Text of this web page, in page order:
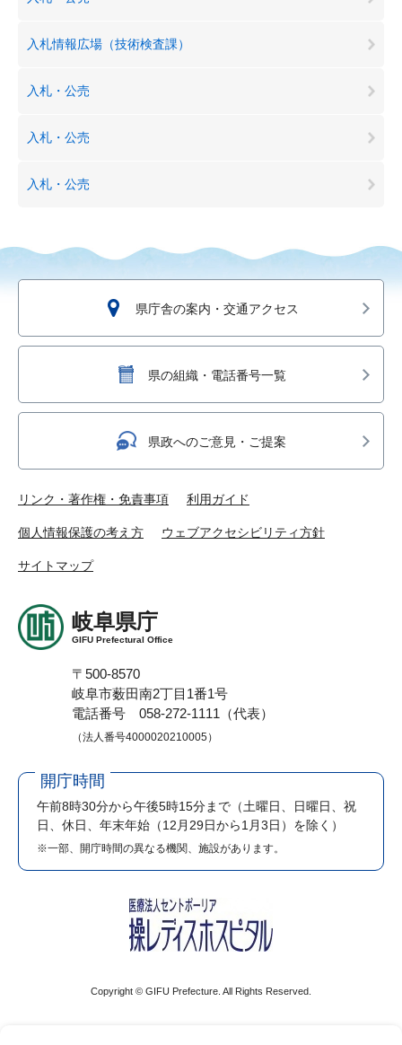
入札情報広場（技術検査課）
入札・公売
入札・公売
入札・公売
県庁舎の案内・交通アクセス
県の組織・電話番号一覧
県政へのご意見・ご提案
リンク・著作権・免責事項 利用ガイド
個人情報保護の考え方 ウェブアクセシビリティ方針
サイトマップ
岐阜県庁
GIFU Prefectural Office
〒500-8570
岐阜市薮田南2丁目1番1号
電話番号 058-272-1111（代表）
（法人番号4000020210005）
開庁時間
午前8時30分から午後5時15分まで （土曜日、日曜日、祝
日、休日、年末年始（12月29日から1月3日）を除く）
※一部、開庁時間の異なる機関、施設があります。
Copyright © GIFU Prefecture. All Rights Reserved.